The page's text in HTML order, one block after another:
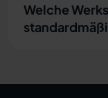
Welche